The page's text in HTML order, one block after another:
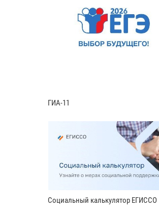
ГИА-11
Социальный калькулятор ЕГИССО